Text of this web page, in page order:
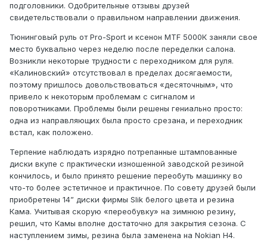
подголовники. Одобрительные отзывы друзей
свидетельствовали о правильном направлении движения.
Тюнинговый руль от Pro-Sport и ксенон MTF 5000К заняли свое
место буквально через неделю после переделки салона.
Возникли некоторые трудности с переходником для руля.
«Калиновский» отсутствовал в пределах досягаемости,
поэтому пришлось довольствоваться «десяточным», что
привело к некоторым проблемам с сигналом и
поворотниками. Проблемы были решены гениально просто:
одна из направляющих была просто срезана, и переходник
встал, как положено.
Терпение наблюдать изрядно потрепанные штампованные
диски вкупе с практически изношенной заводской резиной
кончилось, и было принято решение переобуть машинку во
что-то более эстетичное и практичное. По совету друзей были
приобретены 14” диски фирмы Slik белого цвета и резина
Кама. Учитывая скорую «переобувку» на зимнюю резину,
решил, что Камы вполне достаточно для закрытия сезона. С
наступлением зимы, резина была заменена на Nokian H4.